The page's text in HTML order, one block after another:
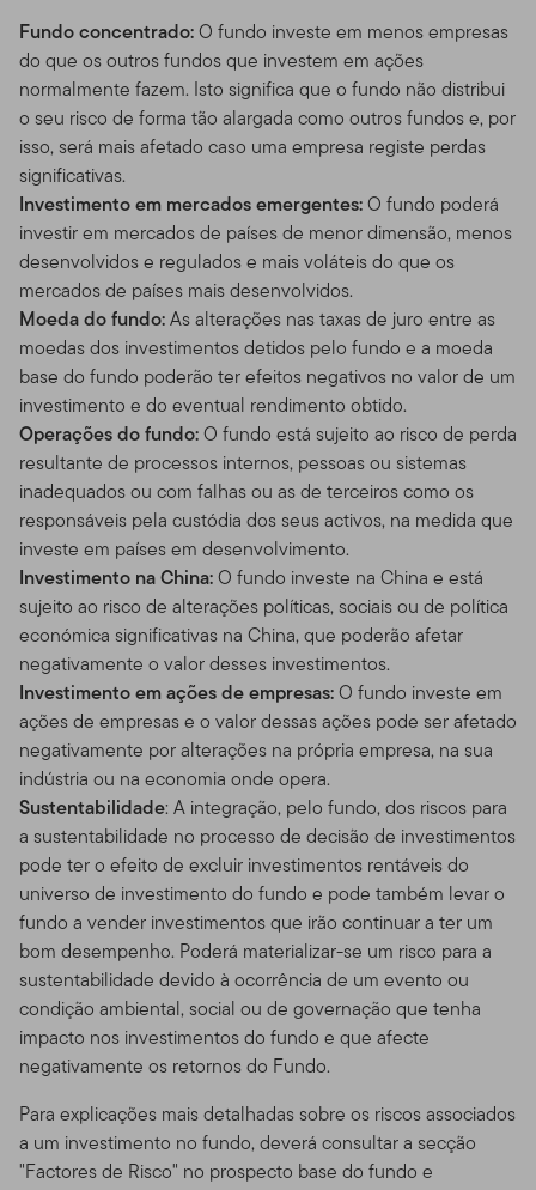
Fundo concentrado:O fundo investe em menos empresas
do que os outros fundos que investem em ações
normalmente fazem. Isto significa que o fundo não distribui
o seu risco de forma tão alargada como outros fundos e, por
isso, será mais afetado caso uma empresa registe perdas
significativas.
Investimento em mercados emergentes:O fundo poderá
investir em mercados de países de menor dimensão, menos
desenvolvidos e regulados e mais voláteis do que os
mercados de países mais desenvolvidos.
Moeda do fundo:As alterações nas taxas de juro entre as
moedas dos investimentos detidos pelo fundo e a moeda
base do fundo poderão ter efeitos negativos no valor de um
investimento e do eventual rendimento obtido.
Operações do fundo:O fundo está sujeito ao risco de perda
resultante de processos internos, pessoas ou sistemas
inadequados ou com falhas ou as de terceiros como os
responsáveis pela custódia dos seus activos, na medida que
investe em países em desenvolvimento.
Investimento na China:O fundo investe na China e está
sujeito ao risco de alterações políticas, sociais ou de política
económica significativas na China, que poderão afetar
negativamente o valor desses investimentos.
Investimento em ações de empresas:O fundo investe em
ações de empresas e o valor dessas ações pode ser afetado
negativamente por alterações na própria empresa, na sua
indústria ou na economia onde opera.
Sustentabilidade: A integração, pelo fundo, dos riscos para
a sustentabilidade no processo de decisão de investimentos
pode ter o efeito de excluir investimentos rentáveis do
universo de investimento do fundo e pode também levar o
fundo a vender investimentos que irão continuar a ter um
bom desempenho. Poderá materializar-se um risco para a
sustentabilidade devido à ocorrência de um evento ou
condição ambiental, social ou de governação que tenha
impacto nos investimentos do fundo e que afecte
negativamente os retornos do Fundo.
Para explicações mais detalhadas sobre os riscos associados
a um investimento no fundo, deverá consultar a secção
"Factores de Risco" no prospecto base do fundo e